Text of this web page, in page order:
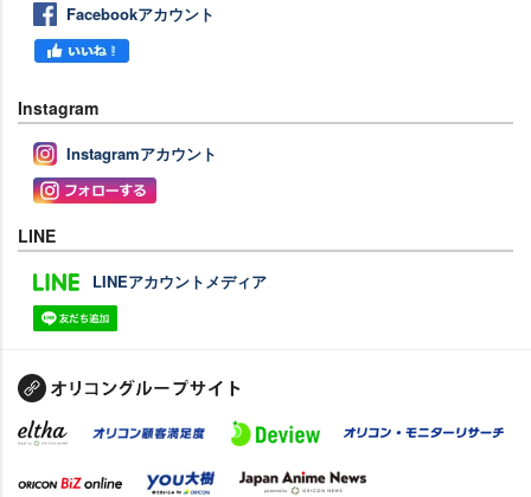
Facebookアカウント
Instagram
Instagramアカウント
LINE
LINEアカウントメディア